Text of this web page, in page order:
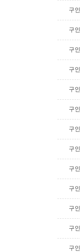
구인
구인
구인
구인
구인
구인
구인
구인
구인
구인
구인
구인
구인